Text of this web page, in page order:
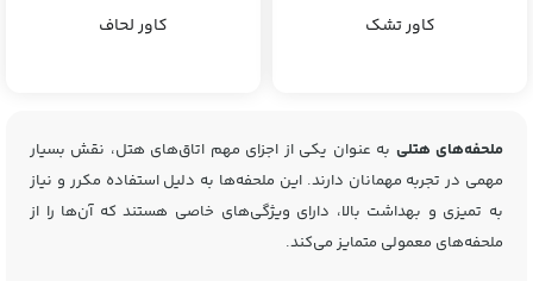
کاور تشک کاور لحاف
ملحفه‌های هتلی به عنوان یکی از اجزای مهم اتاق‌های هتل، نقش بسیار
مهمی در تجربه مهمانان دارند. این ملحفه‌ها به دلیل استفاده مکرر و نیاز
به تمیزی و بهداشت بالا، دارای ویژگی‌های خاصی هستند که آن‌ها را از
ملحفه‌های معمولی متمایز می‌کند.